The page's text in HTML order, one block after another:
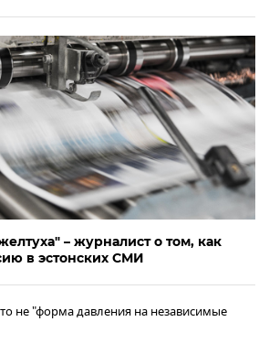
– журналист о том, как
в эстонских СМИ
не "форма давления на независимые